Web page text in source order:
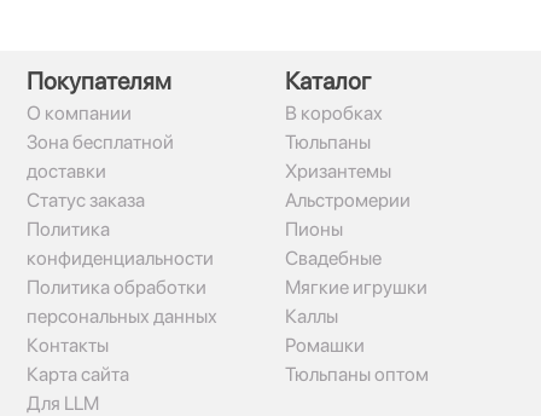
Покупателям
О компании
Зона бесплатной
доставки
Статус заказа
Политика
конфиденциальности
Политика обработки
персональных данных
Контакты
Карта сайта
Для LLM
Каталог
В коробках
Тюльпаны
Хризантемы
Альстромерии
Пионы
Свадебные
Мягкие игрушки
Каллы
Ромашки
Тюльпаны оптом